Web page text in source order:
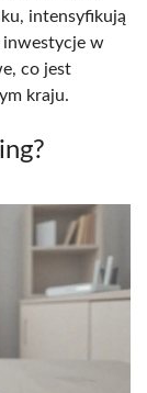
intensyfikują
inwestycje w
co jest
kraju.